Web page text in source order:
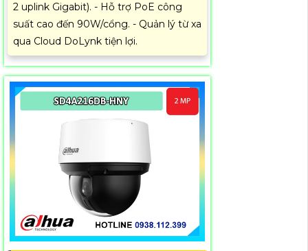
2 uplink Gigabit). - Hỗ trợ PoE công
suất cao đến 90W/cổng. - Quản lý từ xa
qua Cloud DoLynk tiện lợi.